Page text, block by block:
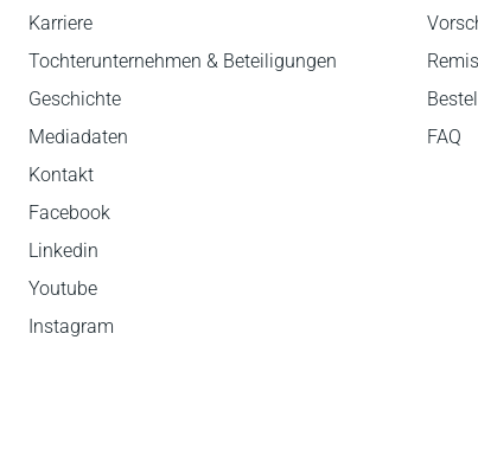
Karriere
Tochterunternehmen & Beteiligungen
Geschichte
Mediadaten
Kontakt
Facebook
Linkedin
Youtube
Instagram
FAQ